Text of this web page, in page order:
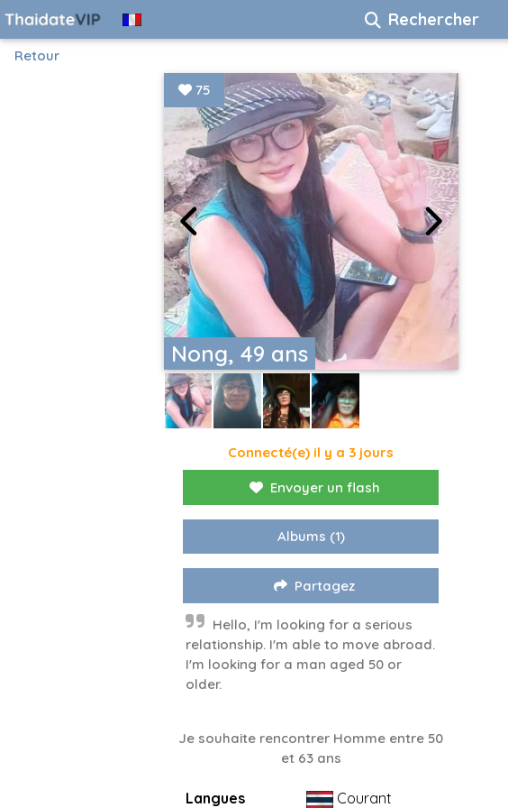
Rechercher
Retour
Nong, 49 ans
75
Connecté(e) il y a 3 jours
Envoyer un flash
Albums (1)
Partagez
Hello, I'm looking for a serious
relationship. I'm able to move abroad.
I'm looking for a man aged 50 or
older.
Je souhaite rencontrer Homme entre 50
et 63 ans
Langues
Courant